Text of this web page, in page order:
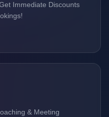
Immediate Discounts
& Meeting